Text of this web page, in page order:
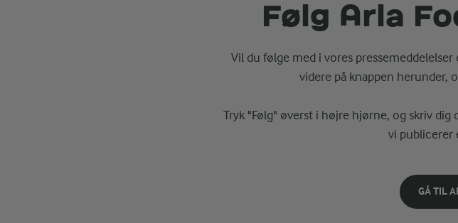
Følg Arla
Vil du følge med i vores
videre på knappen herunder,
Tryk "Følg" øverst i højre hjørne, og skriv
vi publicerer
GÅ TIL